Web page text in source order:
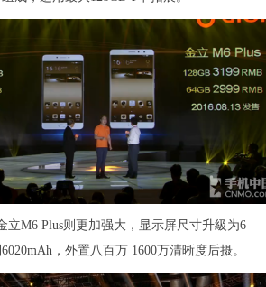
立M6 Plus则更加强大，显示屏尺寸升級为6
，外置八百万 1600万清晰度后摄。